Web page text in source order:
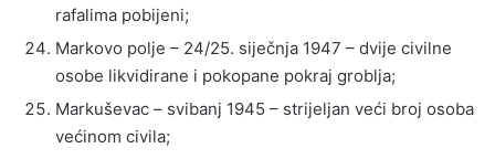
rafalima pobijeni;
Markovo polje – 24/25. siječnja 1947 – dvije civilne
osobe likvidirane i pokopane pokraj groblja;
Markuševac – svibanj 1945 – strijeljan veći broj osoba
većinom civila;